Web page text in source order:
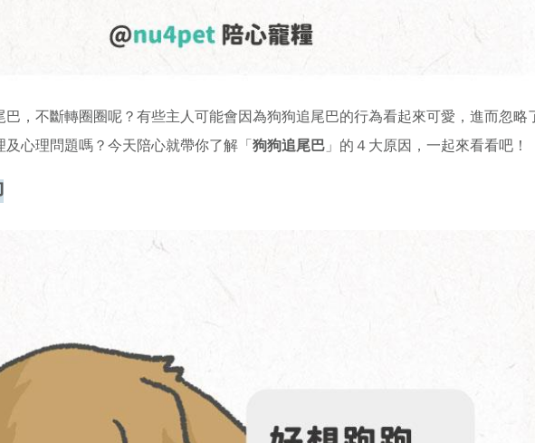
，不斷轉圈圈呢？有些主人可能會因為狗狗追尾巴的行為看起來可愛，進而忽略
心理問題嗎？今天陪心就帶你了解「 狗狗追尾巴 」的４大原因，一起來看看吧！